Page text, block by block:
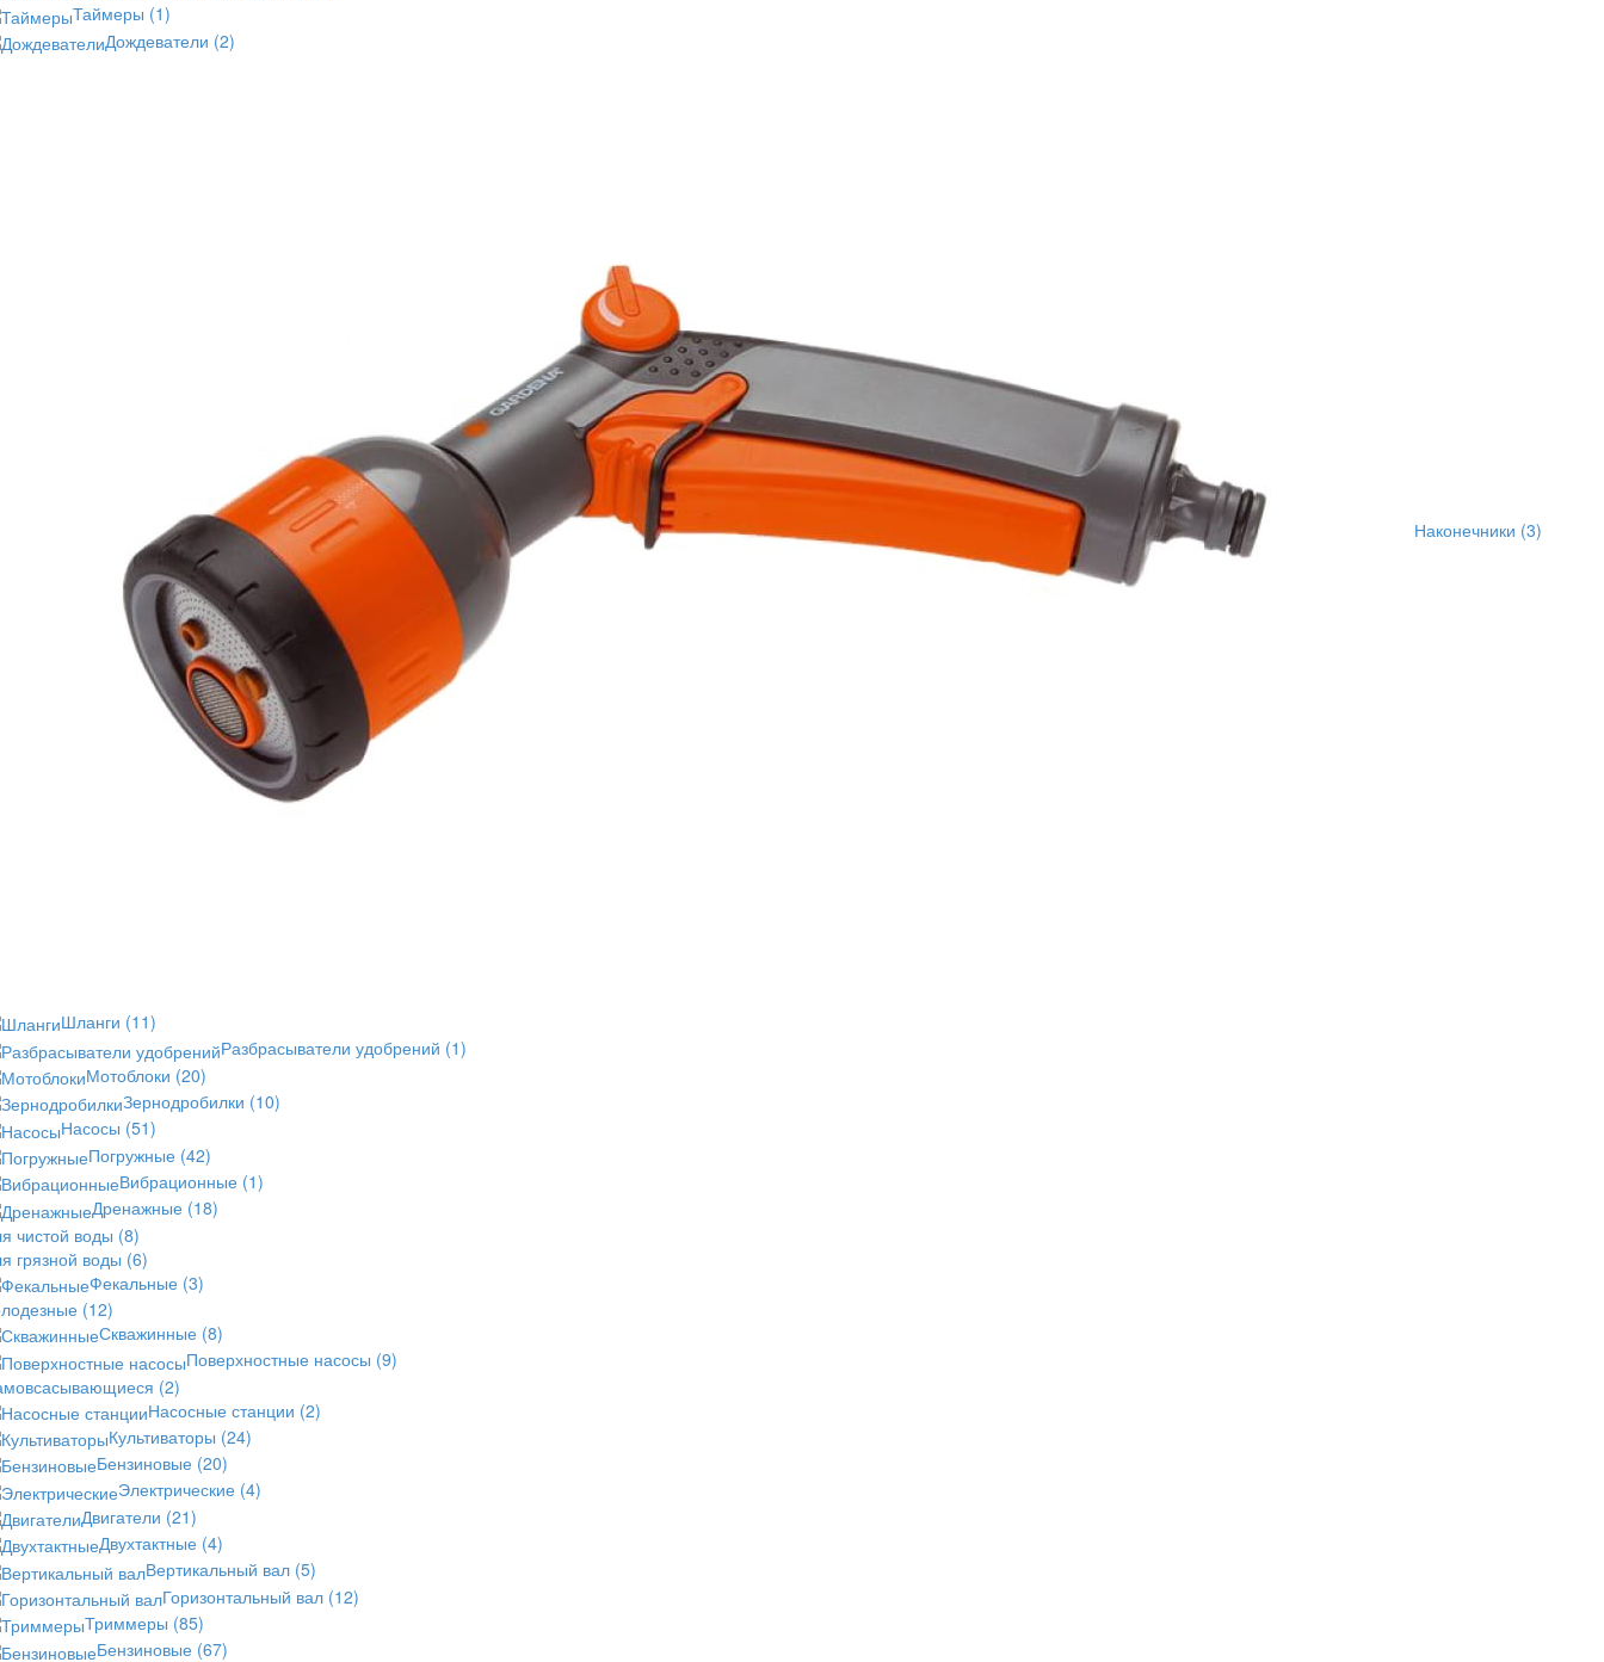
Таймеры (1)
Дождеватели (2)
Наконечники (3)
Шланги (11)
Разбрасыватели удобрений (1)
Мотоблоки (20)
Зернодробилки (10)
Насосы (51)
Погружные (42)
Вибрационные (1)
Дренажные (18)
чистой воды (8)
грязной воды (6)
Фекальные (3)
(12)
Скважинные (8)
Поверхностные насосы (9)
(2)
Насосные станции (2)
Культиваторы (24)
Бензиновые (20)
Электрические (4)
Двигатели (21)
Двухтактные (4)
Вертикальный вал (5)
Горизонтальный вал (12)
Триммеры (85)
Бензиновые (67)